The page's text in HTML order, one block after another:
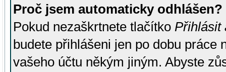
Proč jsem automaticky odhlášen?
Pokud nezaškrtnete tlačítko Přihlásit
budete přihlášeni jen po dobu práce
vašeho účtu někým jiným. Abyste